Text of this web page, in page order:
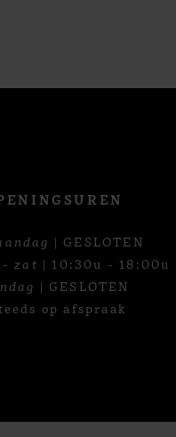
| GESLOTEN
zat | 10:30u - 18:00u
| GESLOTEN
op afspraak